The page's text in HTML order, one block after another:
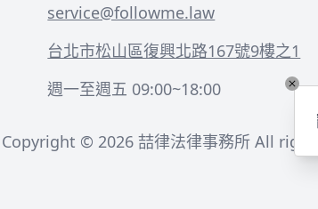
service@followme.law
台北市松山區復興北路167號9樓之1
週一至週五 09:00~18:00
Copyright © 2026喆律法律事務所 All